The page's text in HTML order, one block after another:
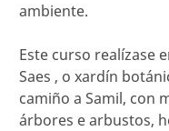
ambiente.
Este curso realízase
Saes , o xardín
camiño a Samil, con
árbores e arbustos,